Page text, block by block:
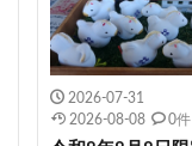
恩智神社 多
期間限定御朱印
健康成就
2026-07-31
2026-08-08
0件